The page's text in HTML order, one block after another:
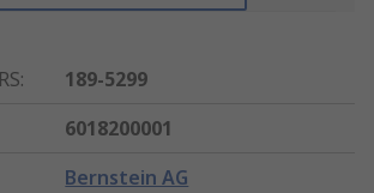
:
189-5299
6018200001
Bernstein AG